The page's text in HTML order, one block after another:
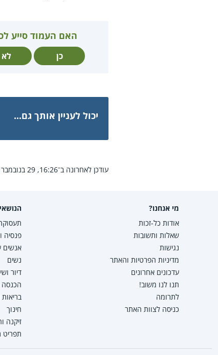
האם העמוד סייע
כן לא
יכול לעניין אותך גם...
עודכן לאחרונה ב־16:26, 29 בנובמבר 2023.
מי אנחנו?
אודות כל-זכות
שאלות ותשובות
נגישות
מדיניות הפרטיות והאתר
עדכונים אחרונים
תנו לנו משוב!
לתרומה
כניסה לצוות האתר
פנסיה
אנשים
נשים
דיור
הכנסה
חינוך
זיקנה
תפריט